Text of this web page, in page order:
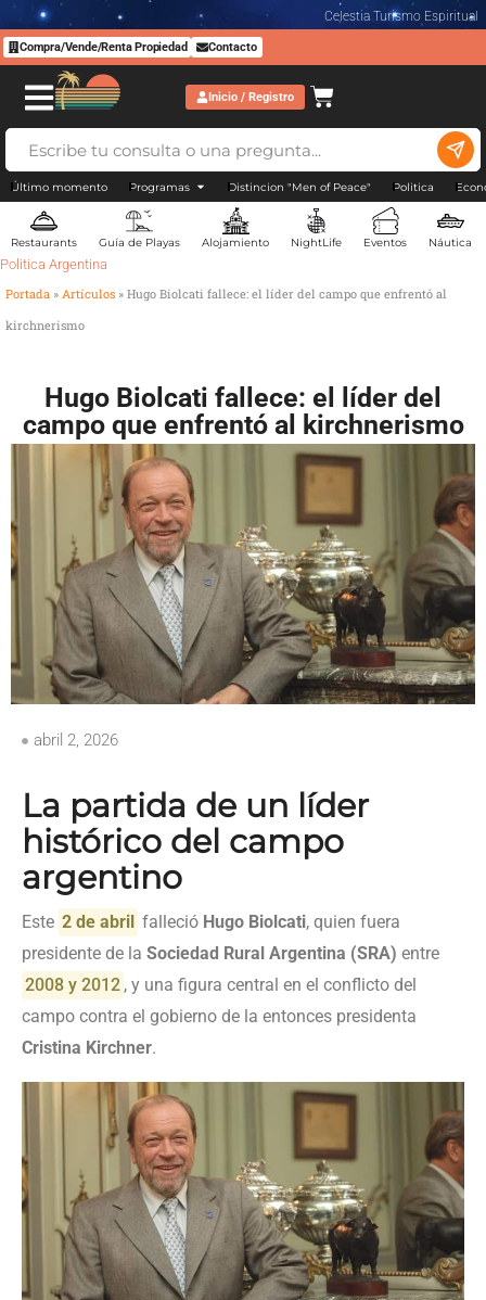
Celestia Turismo Espiritual
Compra/Vende/Renta Propiedad Contacto
Inicio / Registro
Último momento Programas Distincion "Men of Peace" Politica
Restaurants Guía de Playas Alojamiento NightLife Eventos Náutica
Politica Argentina
Portada » Artículos » Hugo Biolcati fallece: el líder del campo que enfrentó al
kirchnerismo
Hugo Biolcati fallece: el líder del
campo que enfrentó al kirchnerismo
abril 2, 2026
La partida de un líder
histórico del campo
argentino
Este 2 de abril falleció Hugo Biolcati, quien fuera
presidente de la Sociedad Rural Argentina (SRA) entre
2008 y 2012 , y una figura central en el conflicto del
campo contra el gobierno de la entonces presidenta
Cristina Kirchner.